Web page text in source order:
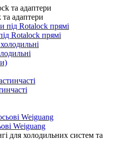
адаптери
Rotalock прямі
Weiguang